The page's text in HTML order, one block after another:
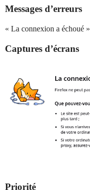
Messages d’erreurs
« La connexion a échoué »
Captures d’écrans
Priorité